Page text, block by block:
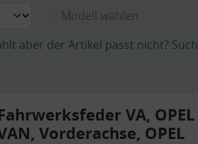
aber der Artikel passt nicht?
VA, OPEL
Vorderachse, OPEL